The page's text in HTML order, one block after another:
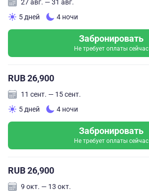
27 авг. — 31 авг.
5 дней
4 ночи
Забронировать
Не требует оплаты сейчас
RUB 26,900
11 сент. — 15 сент.
5 дней
4 ночи
Забронировать
Не требует оплаты сейчас
RUB 26,900
9 окт. — 13 окт.